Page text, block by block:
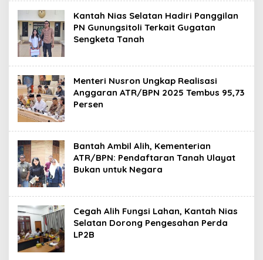
Kantah Nias Selatan Hadiri Panggilan
PN Gunungsitoli Terkait Gugatan
Sengketa Tanah
Menteri Nusron Ungkap Realisasi
Anggaran ATR/BPN 2025 Tembus 95,73
Persen
Bantah Ambil Alih, Kementerian
ATR/BPN: Pendaftaran Tanah Ulayat
Bukan untuk Negara
Cegah Alih Fungsi Lahan, Kantah Nias
Selatan Dorong Pengesahan Perda
LP2B